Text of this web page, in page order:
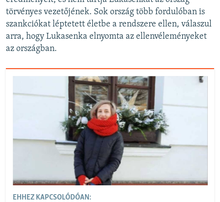
törvényes vezetőjének. Sok ország több fordulóban is
szankciókat léptetett életbe a rendszere ellen, válaszul
arra, hogy Lukasenka elnyomta az ellenvéleményeket
az országban.
EHHEZ KAPCSOLÓDÓAN: